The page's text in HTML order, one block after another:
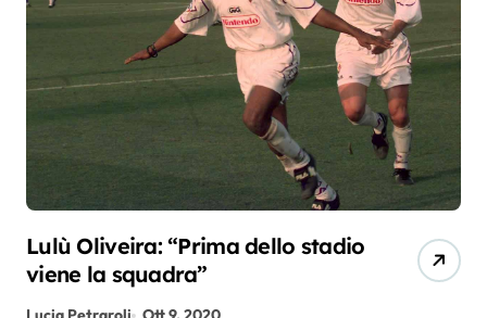
Lulù Oliveira: “Prima dello stadio
viene la squadra”